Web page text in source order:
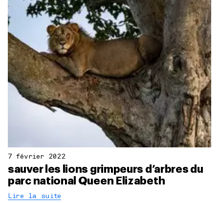
7 février 2022
sauver les lions grimpeurs d’arbres du
parc national Queen Elizabeth
Lire la suite